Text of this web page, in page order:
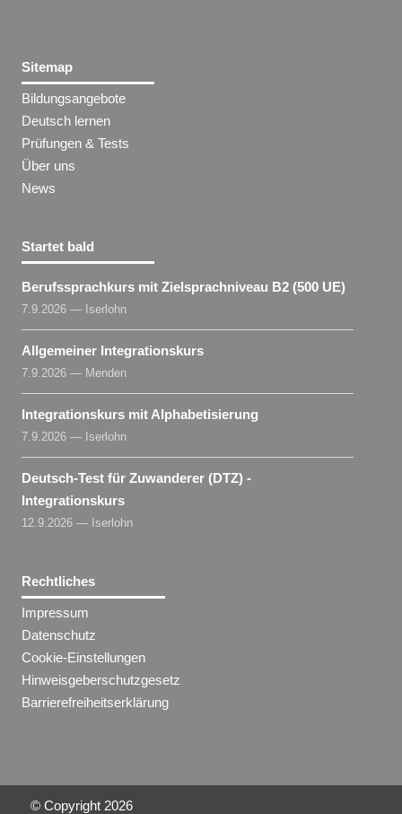
Sitemap
Bildungsangebote
Deutsch lernen
Prüfungen & Tests
Über uns
News
Startet bald
Berufssprachkurs mit Zielsprachniveau B2 (500 UE)
7.9.2026 — Iserlohn
Allgemeiner Integrationskurs
7.9.2026 — Menden
Integrationskurs mit Alphabetisierung
7.9.2026 — Iserlohn
Deutsch-Test für Zuwanderer (DTZ) -
Integrationskurs
12.9.2026 — Iserlohn
Rechtliches
Impressum
Datenschutz
Cookie-Einstellungen
Hinweisgeberschutzgesetz
Barrierefreiheitserklärung
© Copyright 2026